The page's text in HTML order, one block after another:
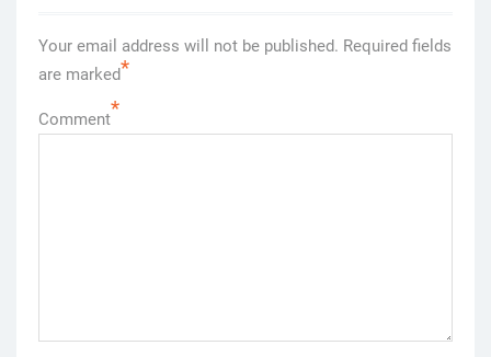
Your email address will not be published. Required fields
are marked*
Comment*